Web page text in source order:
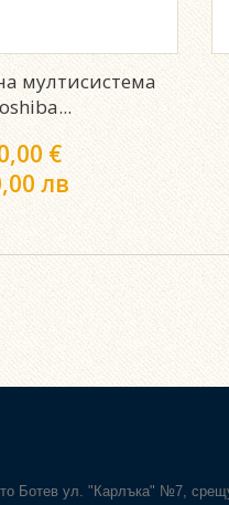
мултисистема
€
лв
Ботев ул. "Карлъка" №7,